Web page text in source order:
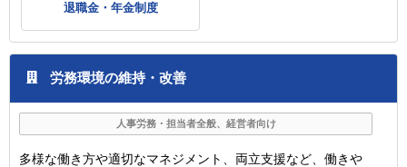
退職金・年金制度
労務環境の維持・改善
人事労務・担当者全般、経営者向け
多様な働き方や適切なマネジメント、両立支援など、働きや